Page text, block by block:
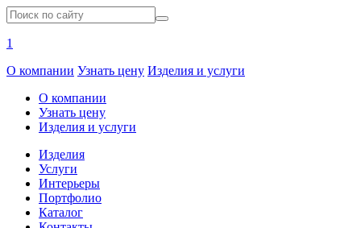
1
О компании Узнать цену Изделия и услуги
О компании
Узнать цену
Изделия и услуги
Изделия
Услуги
Интерьеры
Портфолио
Каталог